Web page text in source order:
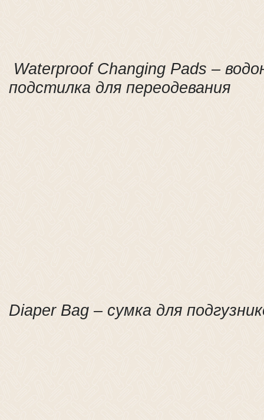
Waterproof Changing Pads –
подстилка для переодевания
Diaper Bag – сумка для